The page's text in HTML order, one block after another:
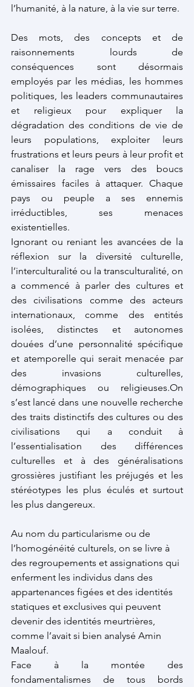
l’humanité, à la nature, à la vie sur terre.
Des mots, des concepts et de
raisonnements lourds de
conséquences sont désormais
employés par les médias, les hommes
politiques, les leaders communautaires
et religieux pour expliquer la
dégradation des conditions de vie de
leurs populations, exploiter leurs
frustrations et leurs peurs à leur profit et
canaliser la rage vers des boucs
émissaires faciles à attaquer. Chaque
pays ou peuple a ses ennemis
irréductibles, ses menaces
existentielles.
Ignorant ou reniant les avancées de la
réflexion sur la diversité culturelle,
l’interculturalité ou la transculturalité, on
a commencé à parler des cultures et
des civilisations comme des acteurs
internationaux, comme des entités
isolées, distinctes et autonomes
douées d’une personnalité spécifique
et atemporelle qui serait menacée par
des invasions culturelles,
démographiques ou religieuses.On
s’est lancé dans une nouvelle recherche
des traits distinctifs des cultures ou des
civilisations qui a conduit à
l’essentialisation des différences
culturelles et à des généralisations
grossières justifiant les préjugés et les
stéréotypes les plus éculés et surtout
les plus dangereux.
Au nom du particularisme ou de
l’homogénéité culturels, on se livre à
des regroupements et assignations qui
enferment les individus dans des
appartenances figées et des identités
statiques et exclusives qui peuvent
devenir des identités meurtrières,
comme l’avait si bien analysé Amin
Maalouf.
Face à la montée des
fondamentalismes de tous bords